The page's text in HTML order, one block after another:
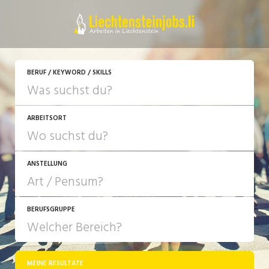
BERUF / KEYWORD / SKILLS
ARBEITSORT
ANSTELLUNG
JOB-TYP
Festanstellung
BERUFSGRUPPE
MEINE RESULTATE
JETZT BEWERBEN